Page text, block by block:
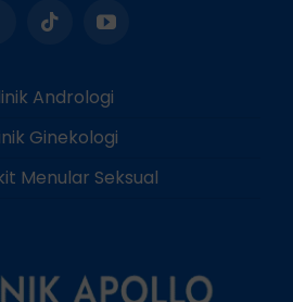
Andrologi
Ginekologi
Menular Seksual